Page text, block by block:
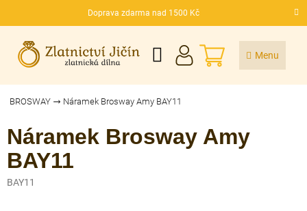
Doprava zdarma nad 1500 Kč
CZK
NÁKUPNÍ
KOŠÍK
BROSWAY Náramek Brosway Amy BAY11
Náramek Brosway Amy
BAY11
BAY11